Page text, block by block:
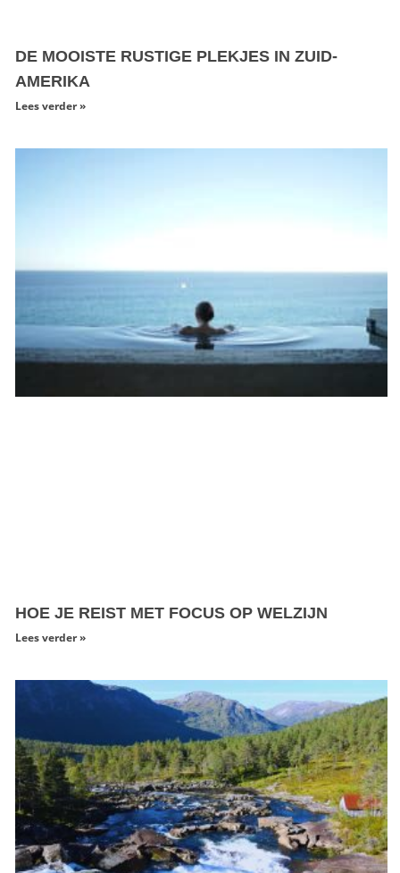
DE MOOISTE RUSTIGE PLEKJES IN ZUID-
AMERIKA
Lees verder »
HOE JE REIST MET FOCUS OP WELZIJN
Lees verder »